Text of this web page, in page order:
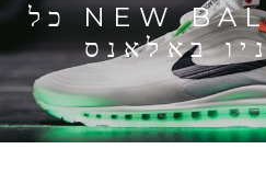
NEW BALANCE 574 כל
באלאנס